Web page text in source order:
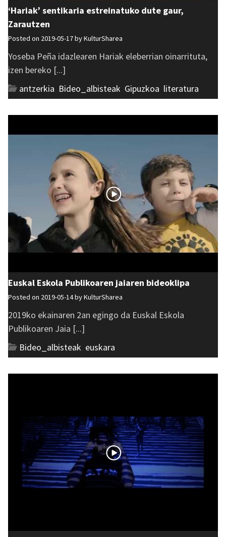
‘Hariak’ sentikaria estreinatuko dute gaur,
Zarautzen
Posted on 2019-05-17 byKulturSharea
Yoseba Peña idazlearen Hariak eleberrian oinarrituta,
izen bereko [...]
antzerkia Bideo_albisteak Gipuzkoa literatura
Euskal Eskola Publikoaren jaiaren bideoklipa
Posted on 2019-05-14 byKulturSharea
2019ko ekainaren 2an egingo da Euskal Eskola
Publikoaren Jaia [...]
Bideo_albisteak euskara